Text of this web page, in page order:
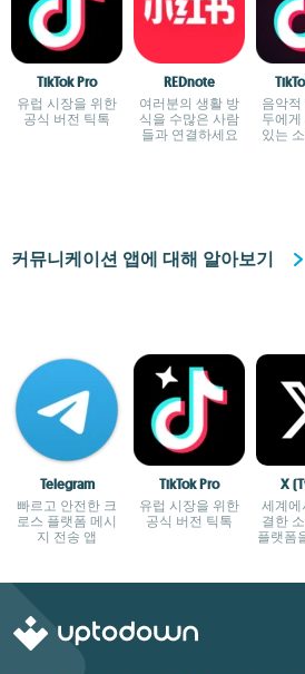
TikTok Pro
유럽 시장을 위한
공식 버전 틱톡
REDnote
여러분의 생활 방
식을 수많은 사람
들과 연결하세요
음악적
두에게
있는
커뮤니케이션 앱에 대해 알아보기
Telegram
빠르고 안전한 크
로스 플랫폼 메시
지 전송 앱
TikTok Pro
유럽 시장을 위한
공식 버전 틱톡
X
세계에
결한
플랫폼